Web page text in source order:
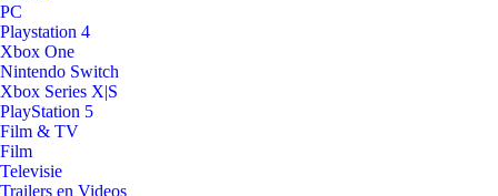
PC
Playstation 4
Xbox One
Nintendo Switch
Xbox Series X|S
PlayStation 5
Film & TV
Film
Televisie
Trailers en Videos